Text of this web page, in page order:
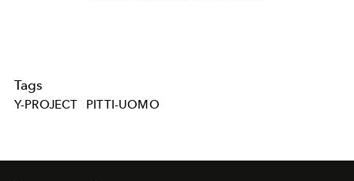
Tags
Y-PROJECT PITTI-UOMO